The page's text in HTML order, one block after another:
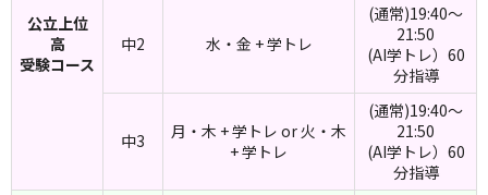
公立上位
高
受験コース
中2 水・金 + 学トレ
(通常)19:40～
21:50
(AI学トレ）60
分指導
中3
月・木 + 学トレ or 火・木
+ 学トレ
(通常)19:40～
21:50
(AI学トレ）60
分指導